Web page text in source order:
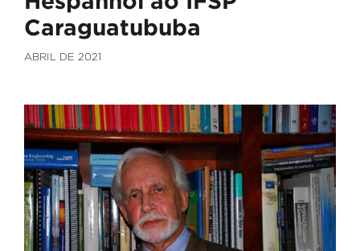
Caraguatububa
ABRIL DE 2021